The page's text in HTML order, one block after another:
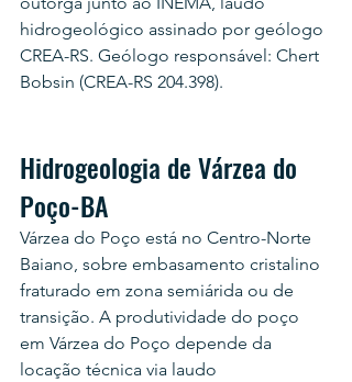
hidrogeológico assinado por geólogo
CREA-RS. Geólogo responsável: Chert
Bobsin (CREA-RS 204.398).
Hidrogeologia de Várzea do
Poço-BA
Várzea do Poço está no Centro-Norte
Baiano, sobre embasamento cristalino
fraturado em zona semiárida ou de
transição. A produtividade do poço
em Várzea do Poço depende da
locação técnica via laudo